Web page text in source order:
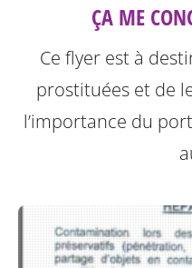
ÇA ME
Ce flyer est à
prostituées et de
l’importance du